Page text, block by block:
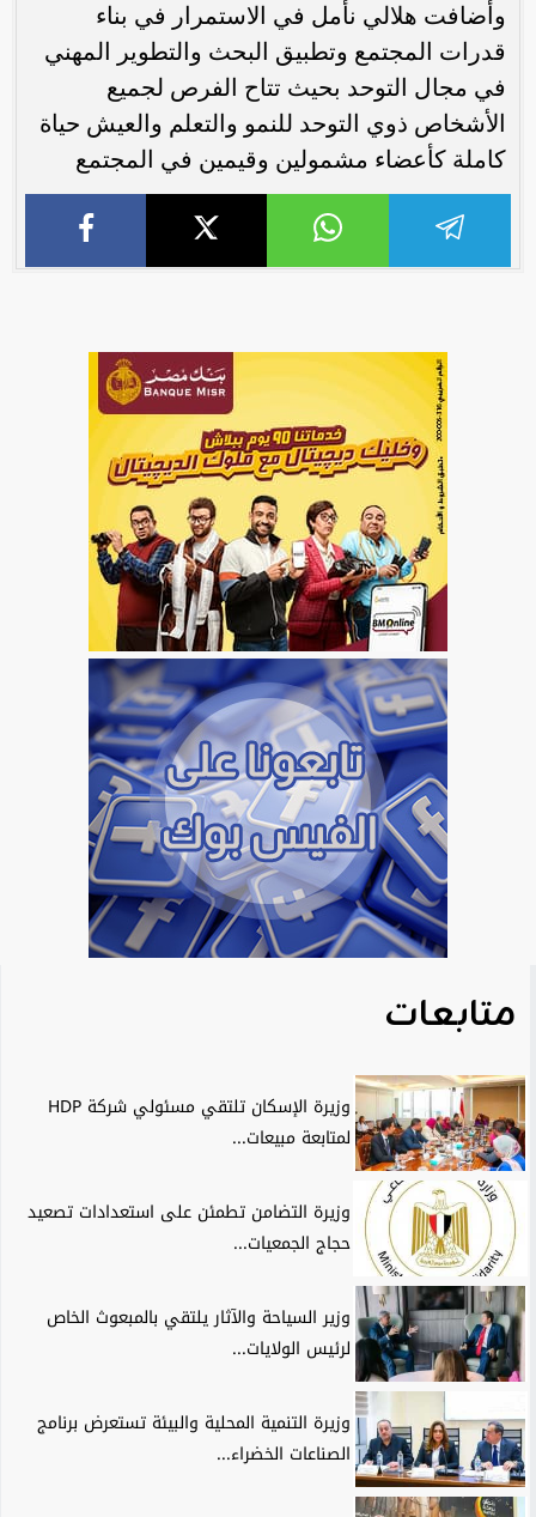
وأضافت هلالي نأمل في الاستمرار في بناء
قدرات المجتمع وتطبيق البحث والتطوير المهني
في مجال التوحد بحيث تتاح الفرص لجميع
الأشخاص ذوي التوحد للنمو والتعلم والعيش حياة
كاملة كأعضاء مشمولين وقيمين في المجتمع
متابعات
وزيرة الإسكان تلتقي مسئولي شركة HDP
لمتابعة مبيعات...
وزيرة التضامن تطمئن على استعدادات تصعيد
حجاج الجمعيات...
وزير السياحة والآثار يلتقي بالمبعوث الخاص
لرئيس الولايات...
وزيرة التنمية المحلية والبيئة تستعرض برنامج
الصناعات الخضراء...